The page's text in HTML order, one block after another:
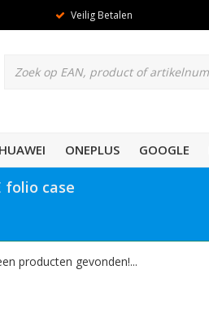
Veilig Betalen
HUAWEI ONEPLUS GOOGLE
folio case
producten gevonden!...